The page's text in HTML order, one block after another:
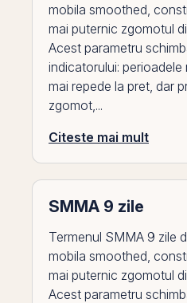
mobila smoothed,
mai puternic zgomotul
Acest parametru
indicatorului:
mai repede la pret, dar
zgomot,...
Citeste mai mult
SMMA 9 zile
Termenul SMMA 9 zile
mobila smoothed,
mai puternic zgomotul
Acest parametru